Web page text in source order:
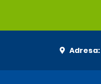
Adresa: